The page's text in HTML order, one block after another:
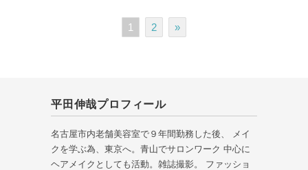
1 2 »
平田伸哉プロフィール
名古屋市内老舗美容室で９年間勤務した後、 メイ
クを学ぶ為、東京へ。青山でサロンワーク 中心に
ヘアメイクとしても活動。雑誌撮影。 ファッショ